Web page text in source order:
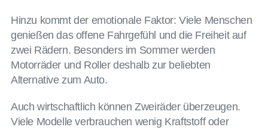
Hinzu kommt der emotionale Faktor: Viele Menschen
genießen das offene Fahrgefühl und die Freiheit auf
zwei Rädern. Besonders im Sommer werden
Motorräder und Roller deshalb zur beliebten
Alternative zum Auto.
Auch wirtschaftlich können Zweiräder überzeugen.
Viele Modelle verbrauchen wenig Kraftstoff oder